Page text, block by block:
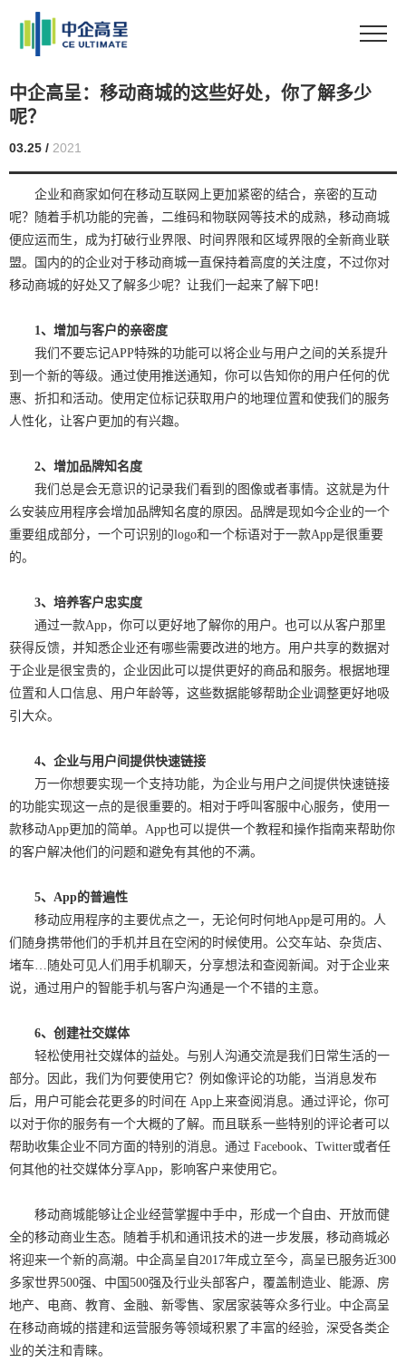
中企高呈：移动商城的这些好处，你了解多少
呢？
03.25 / 2021
企业和商家如何在移动互联网上更加紧密的结合，亲密的互动
呢？随着手机功能的完善，二维码和物联网等技术的成熟，移动商城
便应运而生，成为打破行业界限、时间界限和区域界限的全新商业联
盟。国内的的企业对于移动商城一直保持着高度的关注度，不过你对
移动商城的好处又了解多少呢？让我们一起来了解下吧！
1、增加与客户的亲密度
我们不要忘记APP特殊的功能可以将企业与用户之间的关系提升
到一个新的等级。通过使用推送通知，你可以告知你的用户任何的优
惠、折扣和活动。使用定位标记获取用户的地理位置和使我们的服务
人性化，让客户更加的有兴趣。
2、增加品牌知名度
我们总是会无意识的记录我们看到的图像或者事情。这就是为什
么安装应用程序会增加品牌知名度的原因。品牌是现如今企业的一个
重要组成部分，一个可识别的logo和一个标语对于一款App是很重要
的。
3、培养客户忠实度
通过一款App，你可以更好地了解你的用户。也可以从客户那里
获得反馈，并知悉企业还有哪些需要改进的地方。用户共享的数据对
于企业是很宝贵的，企业因此可以提供更好的商品和服务。根据地理
位置和人口信息、用户年龄等，这些数据能够帮助企业调整更好地吸
引大众。
4、企业与用户间提供快速链接
万一你想要实现一个支持功能，为企业与用户之间提供快速链接
的功能实现这一点的是很重要的。相对于呼叫客服中心服务，使用一
款移动App更加的简单。 App也可以提供一个教程和操作指南来帮助你
的客户解决他们的问题和避免有其他的不满。
5、 App的普遍性
移动应用程序的主要优点之一，无论何时何地App是可用的。人
们随身携带他们的手机并且在空闲的时候使用。公交车站、杂货店、
堵车… 随处可见人们用手机聊天，分享想法和查阅新闻。对于企业来
说，通过用户的智能手机与客户沟通是一个不错的主意。
6、 创建社交媒体
轻松使用社交媒体的益处。与别人沟通交流是我们日常生活的一
部分。因此，我们为何要使用它？例如像评论的功能，当消息发布
后，用户可能会花更多的时间在 App 上来查阅消息。通过评论，你可
以对于你的服务有一个大概的了解。而且联系一些特别的评论者可以
帮助收集企业不同方面的特别的消息。通过 Facebook、 Twitter或者任
何其他的社交媒体分享App，影响客户来使用它。
移动商城能够让企业经营掌握中手中，形成一个自由、开放而健
全的移动商业生态。随着手机和通讯技术的进一步发展，移动商城必
将迎来一个新的高潮。中企高呈自 2017年成立至今，高呈已服务近300
多家世界500强、中国 500强及行业头部客户，覆盖制造业、能源、房
地产、电商、教育、金融、新零售、家居家装等众多行业。中企高呈
在移动商城的搭建和运营服务等领域积累了丰富的经验，深受各类企
业的关注和青睐。